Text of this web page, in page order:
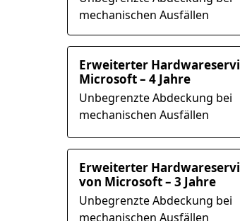
mechanischen Ausfällen
Erweiterter
Microsoft – 4 Jahre
Unbegrenzte Abdeckung bei
mechanischen Ausfällen
Erweiterter
von Microsoft – 3 Jahre
Unbegrenzte Abdeckung bei
mechanischen Ausfällen